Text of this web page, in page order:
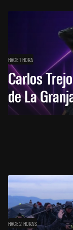
HACE 1 HORA
Carlos
de La
HACE 2 HORAS